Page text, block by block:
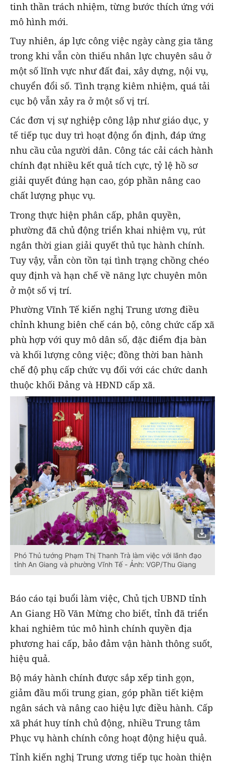
tinh thần trách nhiệm, từng bước thích ứng với
mô hình mới.
Tuy nhiên, áp lực công việc ngày càng gia tăng
trong khi vẫn còn thiếu nhân lực chuyên sâu ở
một số lĩnh vực như đất đai, xây dựng, nội vụ,
chuyển đổi số. Tình trạng kiêm nhiệm, quá tải
cục bộ vẫn xảy ra ở một số vị trí.
Các đơn vị sự nghiệp công lập như giáo dục, y
tế tiếp tục duy trì hoạt động ổn định, đáp ứng
nhu cầu của người dân. Công tác cải cách hành
chính đạt nhiều kết quả tích cực, tỷ lệ hồ sơ
giải quyết đúng hạn cao, góp phần nâng cao
chất lượng phục vụ.
Trong thực hiện phân cấp, phân quyền,
phường đã chủ động triển khai nhiệm vụ, rút
ngắn thời gian giải quyết thủ tục hành chính.
Tuy vậy, vẫn còn tồn tại tình trạng chồng chéo
quy định và hạn chế về năng lực chuyên môn
ở một số vị trí.
Phường Vĩnh Tế kiến nghị Trung ương điều
chỉnh khung biên chế cán bộ, công chức cấp xã
phù hợp với quy mô dân số, đặc điểm địa bàn
và khối lượng công việc; đồng thời ban hành
chế độ phụ cấp chức vụ đối với các chức danh
thuộc khối Đảng và HĐND cấp xã.
Phó Thủ tướng Phạm Thị Thanh Trà làm việc với lãnh đạo
tỉnh An Giang và phường Vĩnh Tế - Ảnh: VGP/Thu Giang
Báo cáo tại buổi làm việc, Chủ tịch UBND tỉnh
An Giang Hồ Văn Mừng cho biết, tỉnh đã triển
khai nghiêm túc mô hình chính quyền địa
phương hai cấp, bảo đảm vận hành thông suốt,
hiệu quả.
Bộ máy hành chính được sắp xếp tinh gọn,
giảm đầu mối trung gian, góp phần tiết kiệm
ngân sách và nâng cao hiệu lực điều hành. Cấp
xã phát huy tính chủ động, nhiều Trung tâm
Phục vụ hành chính công hoạt động hiệu quả.
Tỉnh kiến nghị Trung ương tiếp tục hoàn thiện